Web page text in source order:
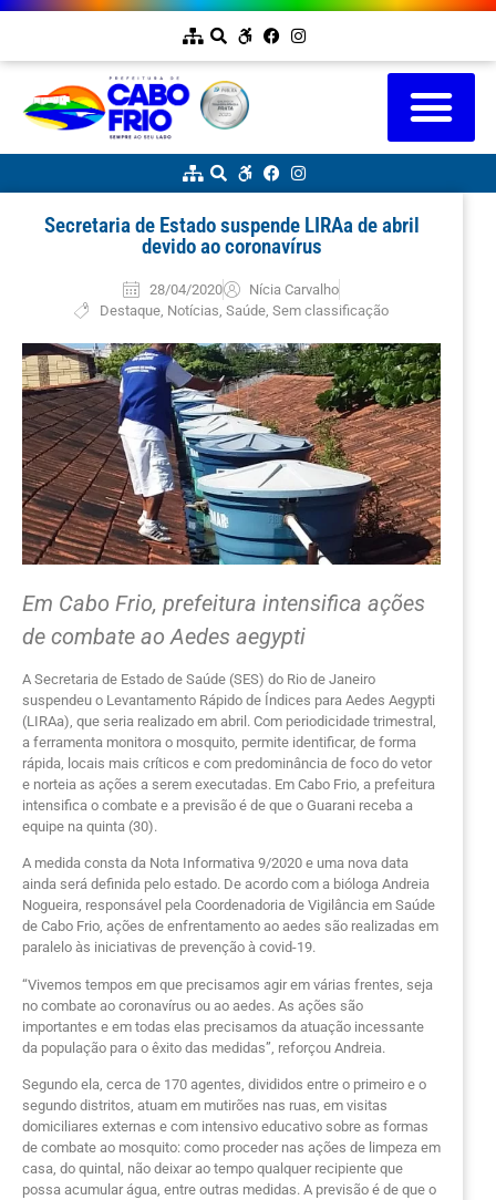
Secretaria de Estado suspende LIRAa de abril
devido ao coronavírus
28/04/2020
Nícia Carvalho
Destaque Notícias ,Saúde ,Sem classificação
Em Cabo Frio, prefeitura intensifica ações
de combate ao Aedes aegypti
A Secretaria de Estado de Saúde (SES) do Rio de Janeiro
suspendeu o Levantamento Rápido de Índices para Aedes Aegypti
(LIRAa), que seria realizado em abril. Com periodicidade trimestral,
a ferramenta monitora o mosquito, permite identificar, de forma
rápida, locais mais críticos e com predominância de foco do vetor
e norteia as ações a serem executadas. Em Cabo Frio, a prefeitura
intensifica o combate e a previsão é de que o Guarani receba a
equipe na quinta (30).
A medida consta da Nota Informativa 9/2020 e uma nova data
ainda será definida pelo estado. De acordo com a bióloga Andreia
Nogueira, responsável pela Coordenadoria de Vigilância em Saúde
de Cabo Frio, ações de enfrentamento ao aedes são realizadas em
paralelo às iniciativas de prevenção à covid-19.
“Vivemos tempos em que precisamos agir em várias frentes, seja
no combate ao coronavírus ou ao aedes. As ações são
importantes e em todas elas precisamos da atuação incessante
da população para o êxito das medidas”, reforçou Andreia.
Segundo ela, cerca de 170 agentes, divididos entre o primeiro e o
segundo distritos, atuam em mutirões nas ruas, em visitas
domiciliares externas e com intensivo educativo sobre as formas
de combate ao mosquito: como proceder nas ações de limpeza em
casa, do quintal, não deixar ao tempo qualquer recipiente que
possa acumular água, entre outras medidas. A previsão é de que o